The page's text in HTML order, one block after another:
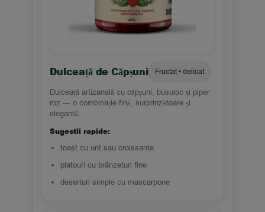
Dulceață de Căpșuni Fructat • delicat
Dulceață artizanală cu căpșuni, busuioc și piper
roz — o combinație fină, surprinzătoare și
elegantă.
Sugestii rapide:
toast cu unt sau croissante
platouri cu brânzeturi fine
deserturi simple cu mascarpone